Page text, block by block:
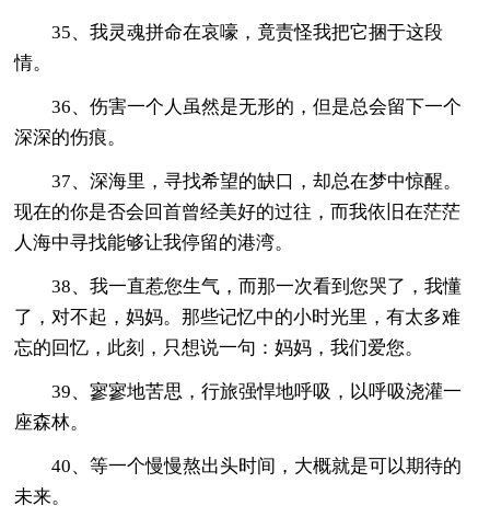
35、我灵魂拼命在哀嚎，竟责怪我把它捆于这段
情。
36、伤害一个人虽然是无形的，但是总会留下一个
深深的伤痕。
37、深海里，寻找希望的缺口，却总在梦中惊醒。
现在的你是否会回首曾经美好的过往，而我依旧在茫茫
人海中寻找能够让我停留的港湾。
38、我一直惹您生气，而那一次看到您哭了，我懂
了，对不起，妈妈。那些记忆中的小时光里，有太多难
忘的回忆，此刻，只想说一句：妈妈，我们爱您。
39、寥寥地苦思，行旅强悍地呼吸，以呼吸浇灌一
座森林。
40、等一个慢慢熬出头时间，大概就是可以期待的
未来。